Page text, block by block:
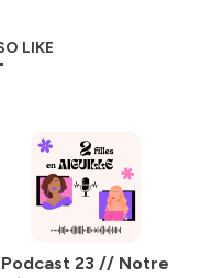
LIKE
Podcast 23 // Notre